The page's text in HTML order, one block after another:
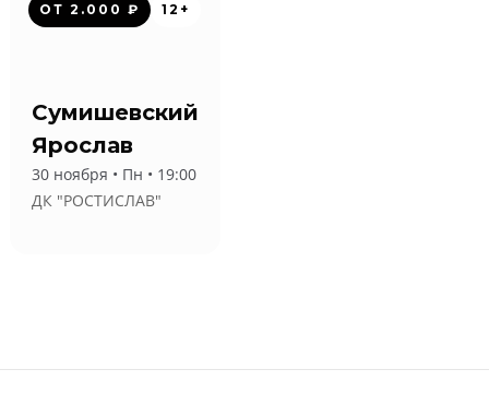
ОТ 2.000 ₽ 12+
Сумишевский
Ярослав
30 ноября • Пн • 19:00
ДК "РОСТИСЛАВ"